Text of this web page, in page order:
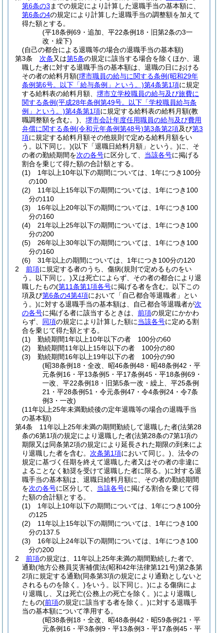
第6条の3 までの規定により計算した退職手当の基本額に、
第6条の4の規定により計算した退職手当の調整額を加えて
得た額とする。
(平18条例69・追加、平22条例18・旧第2条の3一
改・繰下)
(自己の都合による退職等の場合の退職手当の基本額)
第3条
次条又は第5条の規定に該当する場合を除くほか、退
職した者に対する退職手当の基本額は、退職の日における
その者の給料月額(堺市職員の給与に関する条例(昭和29年
条例第6号。以下「給与条例」という。)第4条第1項に規定
する給料表の給料月額、 堺市立学校職員の給与及び旅費に
関する条例(平成28年条例第49号。以下「学校職員給与条
例」という。)第4条第1項に規定する給料表の給料月額(教
職調整額を含む。)
堺市会計年度任用職員の給与及び費用
弁償に関する条例(令和元年条例第48号)第3条第2項及び第3
項に規定する給料月額その他規則で定める給料月額をい
う。以下同じ。)(以下「退職日給料月額」という。)に、そ
の者の勤続期間を次の各号に区分して、 当該各号に掲げる
割合を乗じて得た額の合計額とする。
(1)
1年以上10年以下の期間については、1年につき100分
の100
(2)
11年以上15年以下の期間については、1年につき100
分の110
(3)
16年以上20年以下の期間については、1年につき100
分の160
(4)
21年以上25年以下の期間については、1年につき100
分の200
(5)
26年以上30年以下の期間については、1年につき100
分の160
(6)
31年以上の期間については、1年につき100分の120
2
前項に規定する者のうち、傷病(規則で定めるものをい
う。以下同じ。)又は死亡によらず、その者の都合により退
職したもの(第11条第1項各号に掲げる者を含む。以下この
項及び第6条の4第4項において「自己都合等退職者」とい
う。)に対する退職手当の基本額は、自己都合等退職者が次
の各号に掲げる者に該当するときは、 前項の規定にかかわ
らず、 同項の規定により計算した額に当該各号に定める割
合を乗じて得た額とする。
(1)
勤続期間1年以上10年以下の者 100分の60
(2)
勤続期間11年以上15年以下の者 100分の80
(3)
勤続期間16年以上19年以下の者 100分の90
(昭38条例18・全改、昭46条例48・昭48条例42・平
元条例16・平13条例5・平17条例45・平18条例69・
一改、平22条例18・旧第5条一改・繰上、平25条例
21・平28条例51・令元条例47・令4条例24・令7条
例3・一改)
(11年以上25年未満勤続後の定年退職等の場合の退職手当
の基本額)
第4条
11年以上25年未満の期間勤続して退職した者(法第28
条の6第1項の規定により退職した者(法第28条の7第1項の
期限又は同条第2項の規定により延長された期限の到来によ
り退職した者を含む。 次条第1項において同じ。) 、法令の
規定に基づく任期を終えて退職した者又はその者の非違に
よることなく勧奨を受けて退職した者に限る。)に対する退
職手当の基本額は、退職日給料月額に、その者の勤続期間
を次の各号に区分して、 当該各号に掲げる割合を乗じて得
た額の合計額とする。
(1)
1年以上10年以下の期間については、1年につき100分
の125
(2)
11年以上15年以下の期間については、1年につき100
分の137.5
(3)
16年以上24年以下の期間については、1年につき100
分の200
2
前項の規定は、11年以上25年未満の期間勤続した者で、
通勤(地方公務員災害補償法(昭和42年法律第121号)第2条第
2項に規定する通勤(同条第3項の規定により通勤としないと
されるものを除く。)をいう。以下同じ。)による傷病によ
り退職し、又は死亡(公務上の死亡を除く。)により退職し
たもの(前項の規定に該当する者を除く。)に対する退職手
当の基本額について準用する。
(昭38条例18・全改、昭48条例42・昭59条例21・平
元条例16・平3条例9・平13条例3・平17条例45・平